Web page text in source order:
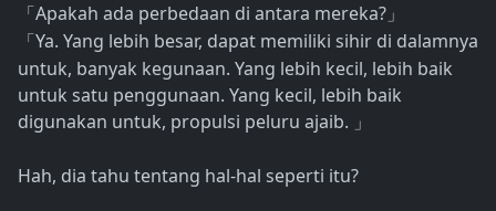
「 Apakah ada perbedaan di antara mereka? 」
「 Ya. Yang lebih besar, dapat memiliki sihir di dalamnya
untuk, banyak kegunaan. Yang lebih kecil, lebih baik
untuk satu penggunaan. Yang kecil, lebih baik
digunakan untuk, propulsi peluru ajaib.
」
Hah, dia tahu tentang hal-hal seperti itu?